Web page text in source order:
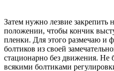
Затем нужно лезвие закрепить
положении, чтобы кончик
пленки. Для этого размечаю и
болтиков из своей
стационарно без движения. Не
всякими болтиками